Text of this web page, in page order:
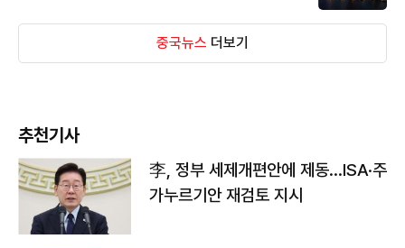
중국뉴스 더보기
추천기사
李, 정부 세제개편안에 제동…ISA·주
가누르기안 재검토 지시